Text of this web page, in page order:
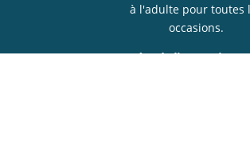
à l'adulte pour toutes
occasions.
Créer du lien en